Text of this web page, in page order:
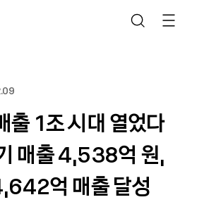
출 1조 시대 열었다
매출 4,538억 원,
억 매출 달성